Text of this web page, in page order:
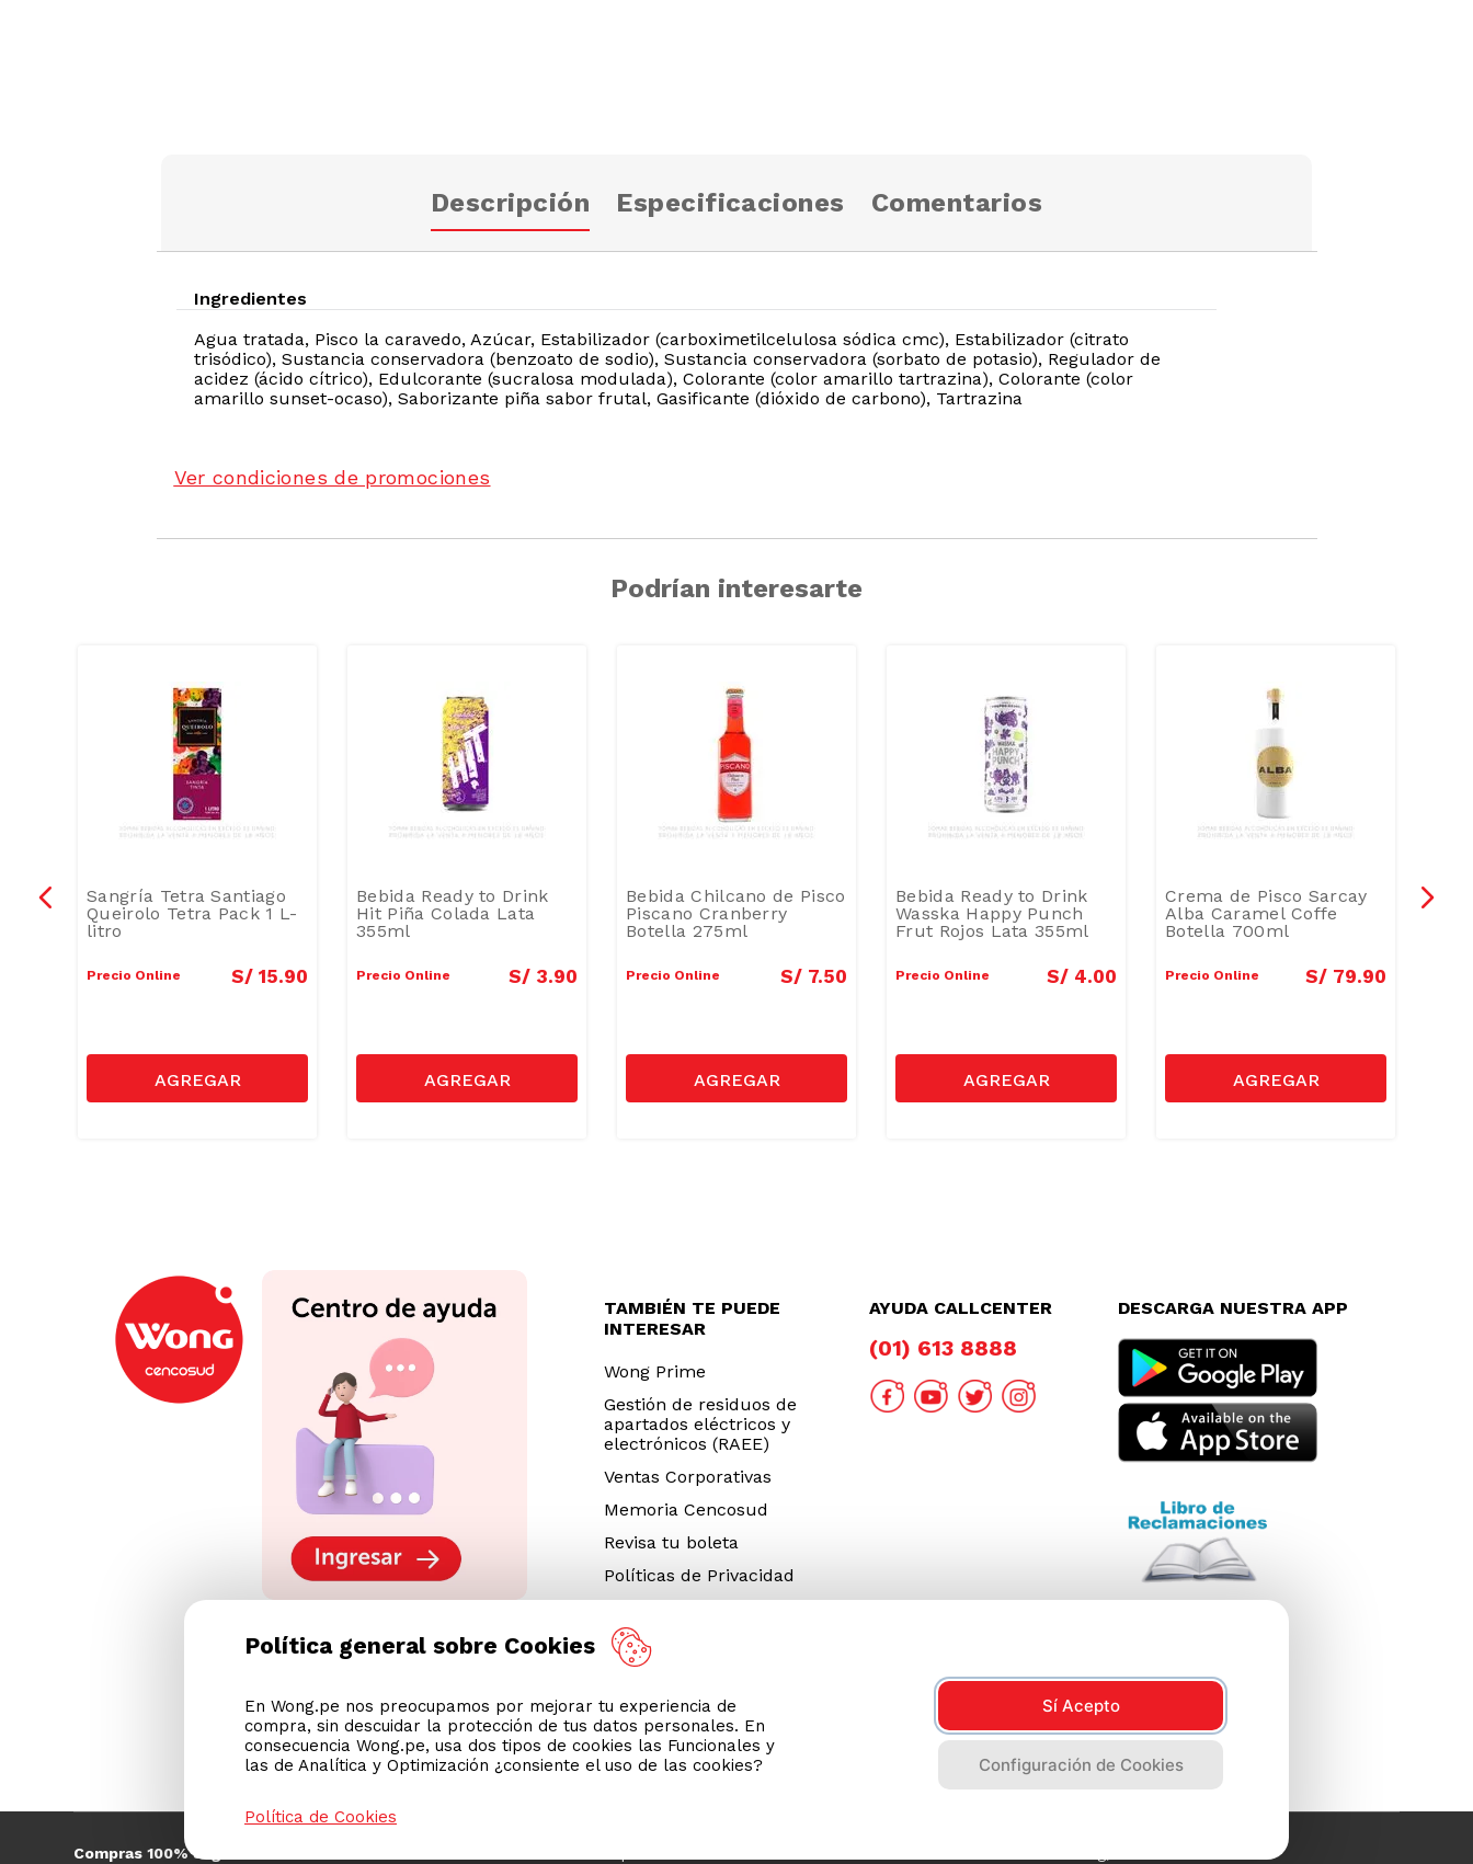
Descripción Especificaciones Comentarios
Ingredientes
Agua tratada, Pisco la caravedo, Azúcar, Estabilizador (carboximetilcelulosa sódica cmc), Estabilizador (citrato
trisódico), Sustancia conservadora (benzoato de sodio), Sustancia conservadora (sorbato de potasio), Regulador de
acidez (ácido cítrico), Edulcorante (sucralosa modulada), Colorante (color amarillo tartrazina), Colorante (color
amarillo sunset-ocaso), Saborizante piña sabor frutal, Gasificante (dióxido de carbono), Tartrazina
Ver condiciones de promociones
Podrían interesarte
Sangría Tetra Santiago
Queirolo Tetra Pack 1 L-
litro
Precio Online S/ 15.90
Bebida Ready to Drink
Hit Piña Colada Lata
355ml
Precio Online S/ 3.90
Bebida Chilcano de Pisco
Piscano Cranberry
Botella 275ml
Precio Online S/ 7.50
Bebida Ready to Drink
Wasska Happy Punch
Frut Rojos Lata 355ml
Precio Online S/ 4.00
Crema de Pisco Sarcay
Alba Caramel Coffe
Botella 700ml
Precio Online S/ 79.90
TAMBIÉN TE PUEDE
INTERESAR
Wong Prime
Gestión de residuos de
apartados eléctricos y
electrónicos (RAEE)
Ventas Corporativas
Memoria Cencosud
Revisa tu boleta
Políticas de Privacidad
Legales
Código de Ética
Cyber Wong 2026
Decargar App
AYUDA CALLCENTER
(01) 613 8888
DESCARGA NUESTRA APP
Compras 100% seguras
Política general sobre Cookies
En Wong.pe nos preocupamos por mejorar tu experiencia de
compra, sin descuidar la protección de tus datos personales. En
consecuencia Wong.pe, usa dos tipos de cookies las Funcionales y
las de Analítica y Optimización ¿consiente el uso de las cookies?
Sí Acepto
Configuración de Cookies
Política de Cookies